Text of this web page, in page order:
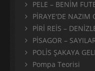
PELE – BENİM
PİRAYE'DE NAZIM
PİRİ REİS –
PİSAGOR –
POLİS ŞAKAYA
Pompa Teorisi